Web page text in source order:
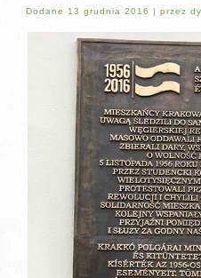
Dodane 13 grudnia 2016 |przez